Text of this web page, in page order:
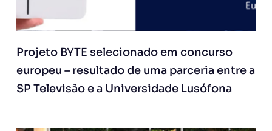
Projeto BYTE selecionado em concurso
europeu – resultado de uma parceria entre a
SP Televisão e a Universidade Lusófona